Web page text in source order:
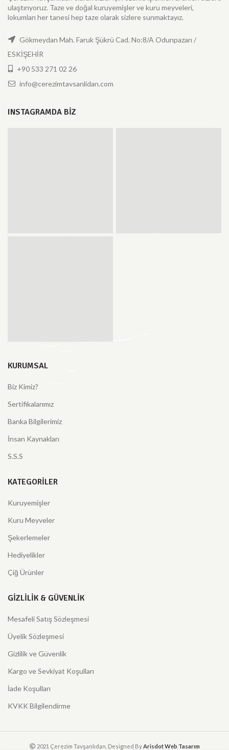
ulaştırıyoruz. Taze ve doğal kuruyemişler ve kuru meyveleri,
lokumları her tanesi hep taze olarak sizlere sunmaktayız.
Gökmeydan Mah. Faruk Şükrü Cad. No:8/A Odunpazarı /
ESKİŞEHİR
+90 533 271 02 26
info@cerezimtavsanlidan.com
INSTAGRAMDA BIZ
KURUMSAL
Biz Kimiz?
Sertifikalarımız
Banka Bilgilerimiz
İnsan Kaynakları
S.S.S
KATEGORILER
Kuruyemişler
Kuru Meyveler
Şekerlemeler
Hediyelikler
Çiğ Ürünler
GIZLILIK & GÜVENLIK
Mesafeli Satış Sözleşmesi
Üyelik Sözleşmesi
Gizlilik ve Güvenlik
Kargo ve Sevkiyat Koşulları
İade Koşulları
KVKK Bilgilendirme
2021 Çerezim Tavşanlıdan. Designed ByArisdot Web Tasarım